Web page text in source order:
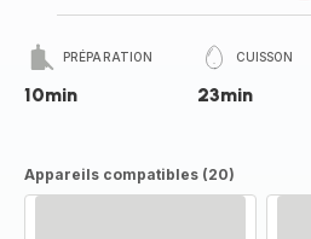
PRÉPARATION
10min
CUISSON
23min
Appareils compatibles (20)